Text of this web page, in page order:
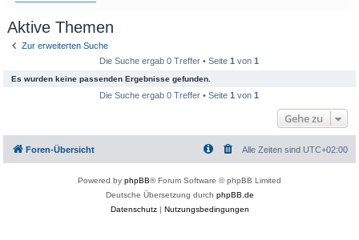
Aktive Themen
Zur erweiterten Suche
Die Suche ergab 0 Treffer • Seite1 von1
Es wurden keine passenden Ergebnisse gefunden.
Die Suche ergab 0 Treffer • Seite1 von1
Gehe zu
Foren-Übersicht Alle Zeiten sind UTC+02:00
Powered by phpBB® Forum Software © phpBB Limited
Deutsche Übersetzung durch phpBB.de
Datenschutz| Nutzungsbedingungen